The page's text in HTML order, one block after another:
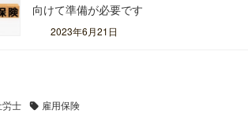
向けて準備が必要です
2023年6月21日
労士 雇用保険